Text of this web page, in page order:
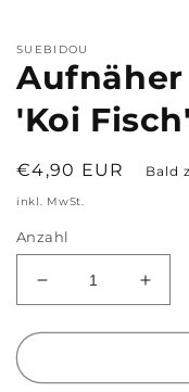
SUEBIDOU
'Koi Fisch'
Normaler
Preis
€4,90 EUR Bald
inkl. MwSt.
Anzahl
Verringere
die
Menge
Aufnäher
die